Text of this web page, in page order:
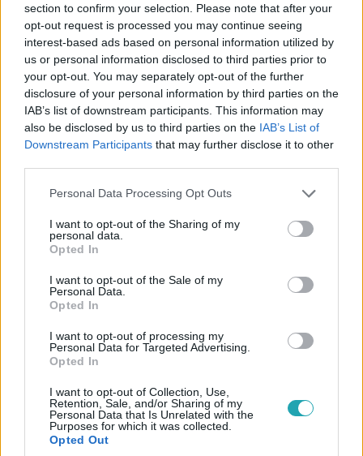
section to confirm your selection. Please note that after your
opt-out request is processed you may continue seeing
interest-based ads based on personal information utilized by
us or personal information disclosed to third parties prior to
your opt-out. You may separately opt-out of the further
disclosure of your personal information by third parties on the
IAB’s list of downstream participants. This information may
also be disclosed by us to third parties on the IAB’s List of
Downstream Participants that may further disclose it to other
Please note that this website/app uses one or more Google
not limited to your visit or usage behaviour. You may click to
grant or deny consent to Google and its third-party tags to
use your data for below specified purposes in below Google
consent section.
Personal Data Processing Opt Outs
I want to opt-out of the Sharing of my
personal data.
Opted In
I want to opt-out of the Sale of my
Personal Data.
Opted In
I want to opt-out of processing my
Personal Data for Targeted Advertising.
Opted In
I want to opt-out of Collection, Use,
Retention, Sale, and/or Sharing of my
Personal Data that Is Unrelated with the
Purposes for which it was collected.
Opted Out
2024. november 16. 9:00
Testvérével való viharos kapcsolatáról vallott
Fehér Krisztián, az X-Faktor egyik legkarizmatikusabb
versenyzője szombaton egy különleges dallal áll
színpadra, amelyet bátyjának írt. A két testvér kapcsolata
nem volt mindig felhőtlen, de mára egymás legnagyobb
támaszai lettek.